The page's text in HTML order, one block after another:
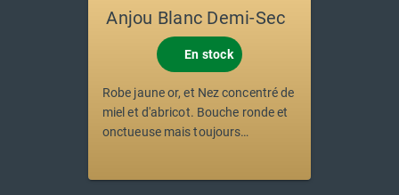
Anjou Blanc Demi-Sec
En stock
Robe jaune or, et Nez concentré de
miel et d'abricot. Bouche ronde et
onctueuse mais toujours